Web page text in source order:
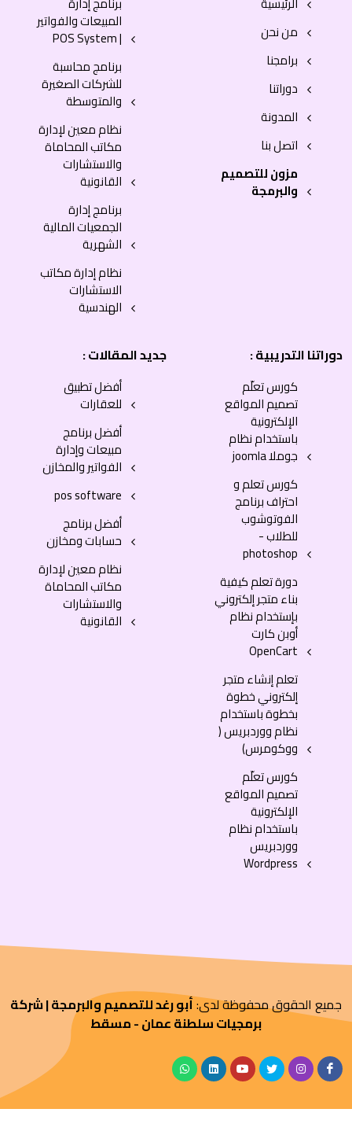
من نحن
برامجنا
دوراتنا
المدونة
اتصل بنا
مزون للتصميم
والبرمجة
المبيعات والفواتير
| POS System
برنامج محاسبة
للشركات الصغيرة
والمتوسطة
نظام معين لإدارة
مكاتب المحاماة
والاستشارات
القانونية
برنامج إدارة
الجمعيات المالية
الشهرية
نظام إدارة مكاتب
الاستشارات
الهندسية
دوراتنا التدريبية :
كورس تعلّم
تصميم المواقع
الإلكترونية
باستخدام نظام
جوملا joomla
كورس تعلم و
احتراف برنامج
الفوتوشوب
للطلاب -
photoshop
دورة تعلم كيفية
بناء متجر إلكتروني
بإستخدام نظام
أوبن كارت
OpenCart
تعلم إنشاء متجر
إلكتروني خطوة
بخطوة باستخدام
نظام ووردبريس (
ووكومرس)
كورس تعلّم
تصميم المواقع
الإلكترونية
باستخدام نظام
ووردبريس
Wordpress
جديد المقالات :
أفضل تطبيق
للعقارات
أفضل برنامج
مبيعات وإدارة
الفواتير والمخازن
pos software
أفضل برنامج
حسابات ومخازن
نظام معين لإدارة
مكاتب المحاماة
والاستشارات
القانونية
جميع الحقوق محفوظة لدى:أبو رغد للتصميم والبرمجة | شركة
برمجيات سلطنة عمان - مسقط